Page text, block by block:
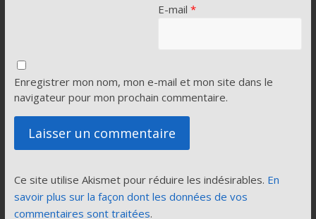
E-mail *
Enregistrer mon nom, mon e-mail et mon site dans le
navigateur pour mon prochain commentaire.
Ce site utilise Akismet pour réduire les indésirables. En
savoir plus sur la façon dont les données de vos
commentaires sont traitées.